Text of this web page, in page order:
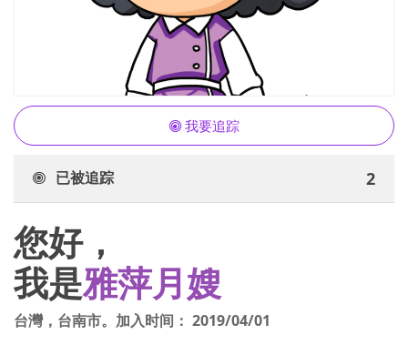
我要追踪
已被追踪 2
您好，
我是雅萍月嫂
台灣， 台南市。加入时间： 2019/04/01